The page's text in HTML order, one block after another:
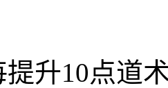
升10点道